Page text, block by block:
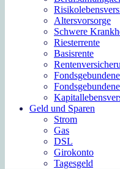
Altersvorsorge
Schwere
Riesterrente
Basisrente
Geld und Sparen
Strom
Gas
DSL
Girokonto
Tagesgeld